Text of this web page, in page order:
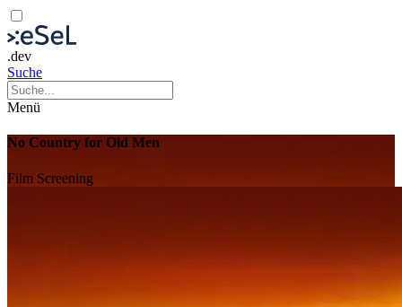
.dev
Suche
Menü
No Country for Old Men
Film Screening